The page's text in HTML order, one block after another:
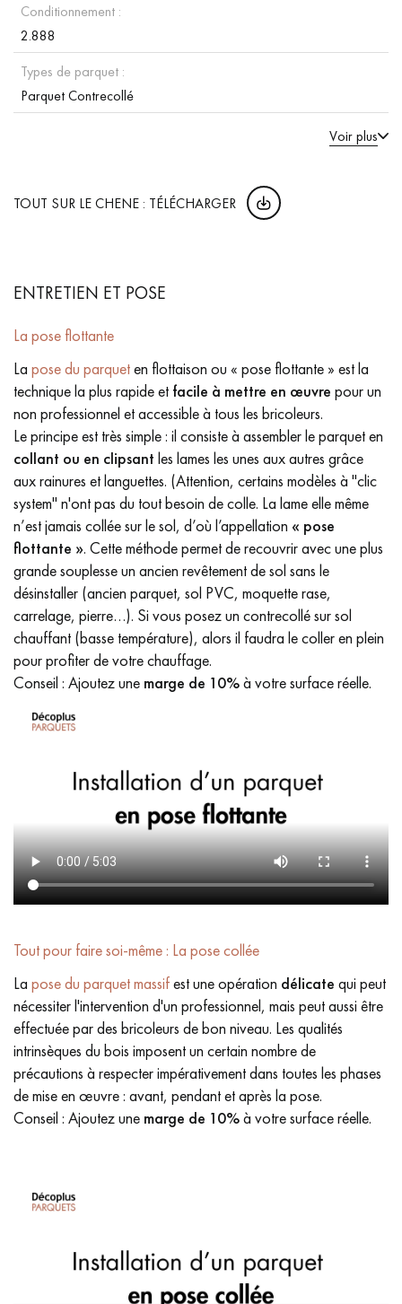
Conditionnement :
2.888
Types de parquet :
Parquet Contrecollé
Voir plus
TOUT SUR LE CHENE : TÉLÉCHARGER
ENTRETIEN ET POSE
La pose flottante
La pose du parqueten flottaison ou « pose flottante » est la
technique la plus rapide et facile à mettre en œuvre pour un
non professionnel et accessible à tous les bricoleurs.
Le principe est très simple : il consiste à assembler le parquet en
collant ou en clipsant les lames les unes aux autres grâce
aux rainures et languettes. (Attention, certains modèles à "clic
system" n'ont pas du tout besoin de colle. La lame elle même
n’est jamais collée sur le sol, d’où l’appellation « pose
flottante ». Cette méthode permet de recouvrir avec une plus
grande souplesse un ancien revêtement de sol sans le
désinstaller (ancien parquet, sol PVC, moquette rase,
carrelage, pierre…). Si vous posez un contrecollé sur sol
chauffant (basse température), alors il faudra le coller en plein
pour profiter de votre chauffage.
Conseil : Ajoutez une marge de 10%à votre surface réelle.
Tout pour faire soi-même : La pose collée
La pose du parquet massifest une opération délicate qui peut
nécessiter l'intervention d'un professionnel, mais peut aussi être
effectuée par des bricoleurs de bon niveau. Les qualités
intrinsèques du bois imposent un certain nombre de
précautions à respecter impérativement dans toutes les phases
de mise en œuvre : avant, pendant et après la pose.
Conseil : Ajoutez une marge de 10%à votre surface réelle.